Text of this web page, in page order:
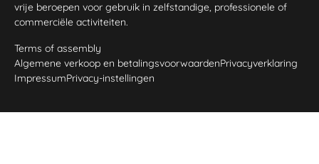
vrije beroepen voor gebruik in zelfstandige, professionele of
commerciële activiteiten.
Terms of assembly
Algemene verkoop en betalingsvoorwaardenPrivacyverklaring
ImpressumPrivacy-instellingen